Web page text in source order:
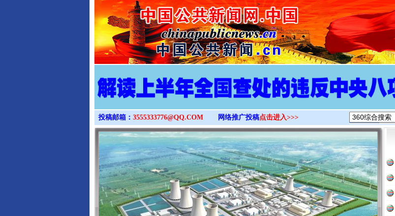
>
投稿邮箱： 3555333776@QQ.COM 网络推广投稿点击进入>>>